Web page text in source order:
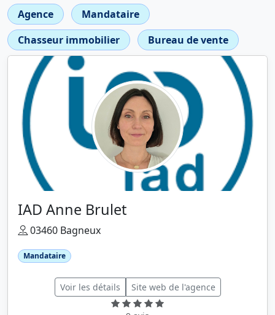
Agence
Mandataire
Chasseur immobilier
Bureau de vente
IAD Anne Brulet
03460 Bagneux
Mandataire
Voir les détails Site web de l'agence